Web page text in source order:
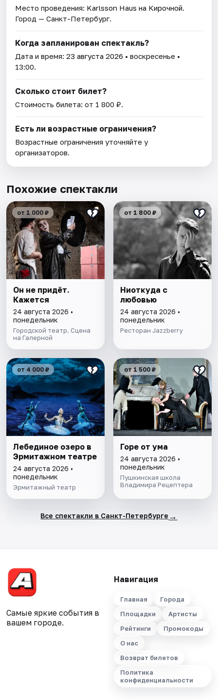
Место проведения: Karlsson Haus на Кирочной.
Город — Санкт-Петербург.
Когда запланирован спектакль?
Дата и время:23 августа 2026 • воскресенье •
13:00.
Сколько стоит билет?
Стоимость билета: от 1 800 ₽.
Есть ли возрастные ограничения?
Возрастные ограничения уточняйте у
организаторов.
Похожие спектакли
от 1 000 ₽
Он не придёт.
Кажется
24 августа 2026 •
понедельник
Городской театр. Сцена
на Галерной
от 1 800 ₽
Ниоткуда с
любовью
24 августа 2026 •
понедельник
Ресторан Jazzberry
от 4 000 ₽
Лебединое озеро в
Эрмитажном театре
24 августа 2026 •
понедельник
Эрмитажный театр
от 1 500 ₽
Горе от ума
24 августа 2026 •
понедельник
Пушкинская школа
Владимира Рецептера
Все спектакли в Санкт-Петербурге →
Самые яркие события в
вашем городе.
Навигация
Главная
Города
Площадки
Артисты
Рейтинги
Промокоды
О нас
Возврат билетов
Политика
конфиденциальности